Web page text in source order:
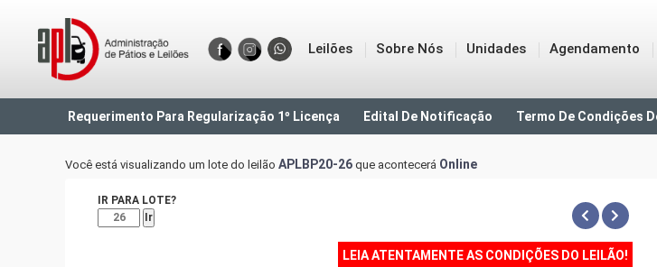
Leilões Sobre Nós Unidades Agendamento
Requerimento Para Regularização 1º Licença Edital De Notificação Termo De Condições
Você está visualizando um lote do leilão APLBP20-26 que acontecerá Online
IR PARA LOTE?
Ir
LEIA ATENTAMENTE AS CONDIÇÕES DO LEILÃO!